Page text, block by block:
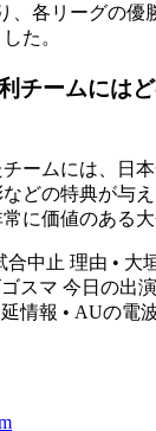
、各リーグの優
た。
チームには
ームには、日
どの特典が与
に価値のある大
合中止 理由 • 大
スマ 今日の出
情報 • AUの電